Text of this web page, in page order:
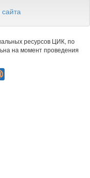
ресурсов ЦИК, по
на момент проведения